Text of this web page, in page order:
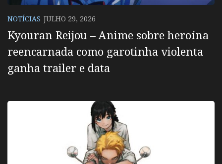
NOTÍCIAS JULHO 29, 2026
Kyouran Reijou – Anime sobre heroína
reencarnada como garotinha violenta
ganha trailer e data